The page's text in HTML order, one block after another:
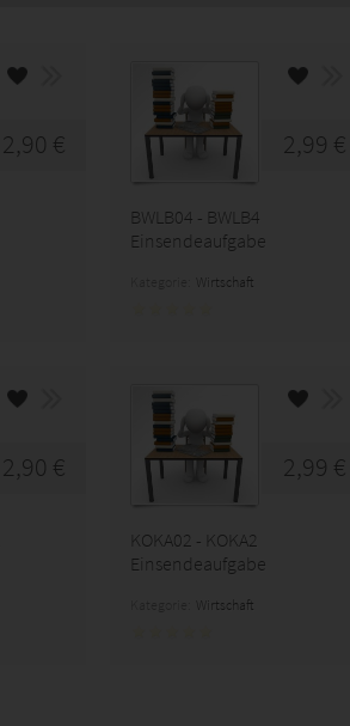
2,90 € 2,99 €
BWLB04 - BWLB4
Einsendeaufgabe
Wirtschaft
2,90 € 2,99 €
KOKA02 - KOKA2
Einsendeaufgabe
Wirtschaft